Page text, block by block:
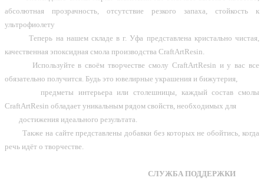
250
200
ПОДРОБНЕЕ
-20%
КРАСИТЕЛЬ ДЛЯ СМОЛЫ И ПОЛИМЕРОВ
абсолютная прозрачность, отсутствие резкого запаха, стойкость к
ультрофиолету
Теперь на нашем складе в г. Уфа представлена кристально чистая,
качественная эпоксидная смола производства CraftArtResin.
Используйте в своём творчестве смолу CraftArtResin и у вас все
обязательно получится. Будь это ювелирные украшения и бижутерия,
предметы интерьера или столешницы, каждый состав смолы
CraftArtResin обладает уникальным рядом свойств, необходимых для
достижения идеального результата.
Также на сайте представлены добавки без которых не обойтись, когда
речь идёт о творчестве.
СЛУЖБА ПОДДЕРЖКИ